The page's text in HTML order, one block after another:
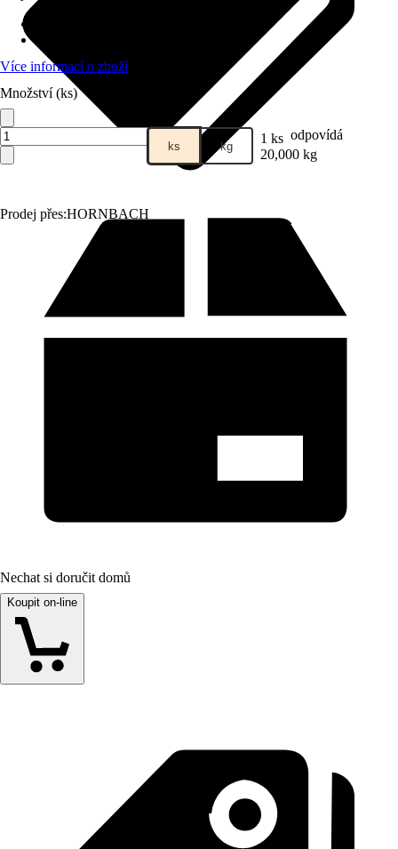
Prodej přes:HORNBACH
Více informací o zboží
Množství (ks)
ks kg 1 ks odpovídá
20,000 kg
Nechat si doručit domů
Koupit on-line